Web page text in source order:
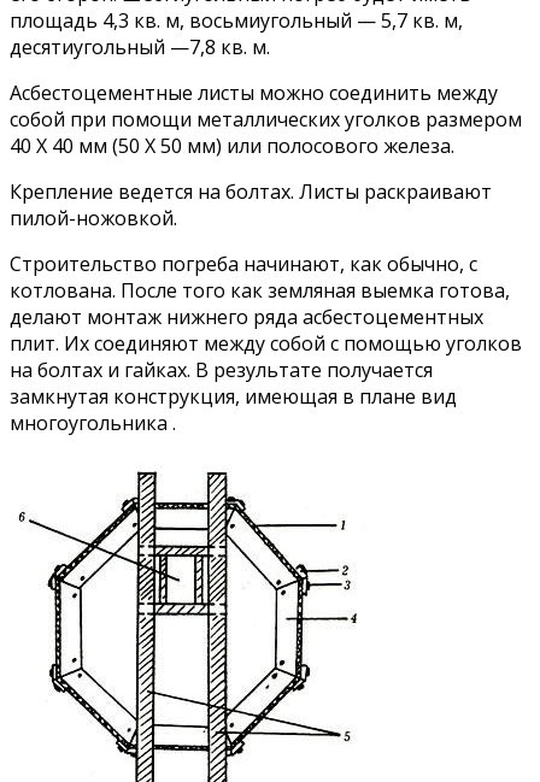
площадь 4,3 кв. м, восьмиугольный — 5,7 кв. м,
десятиугольный —7,8 кв. м.
Асбестоцементные листы можно соединить между
собой при помощи металлических уголков размером
40 X 40 мм (50 X 50 мм) или полосового железа.
Крепление ведется на болтах. Листы раскраивают
пилой-ножовкой.
Строительство погреба начинают, как обычно, с
котлована. После того как земляная выемка готова,
делают монтаж нижнего ряда асбестоцементных
плит. Их соединяют между собой с помощью уголков
на болтах и гайках. В результате получается
замкнутая конструкция, имеющая в плане вид
многоугольника .